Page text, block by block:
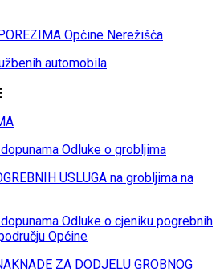
Općine Nerežišća
automobila
Odluke o grobljima
USLUGA na grobljima na
Odluke o cjeniku pogrebnih
Općine
ZA DODJELU GROBNOG